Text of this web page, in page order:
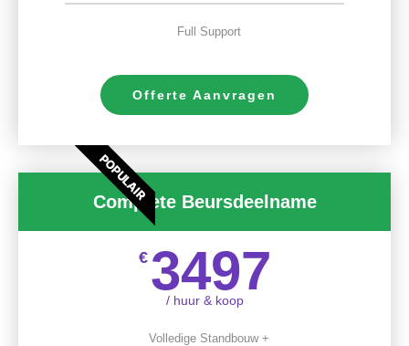
Full Support
Offerte Aanvragen
POPULAIR
Complete Beursdeelname
€ 3497
/ huur & koop
Volledige Standbouw +